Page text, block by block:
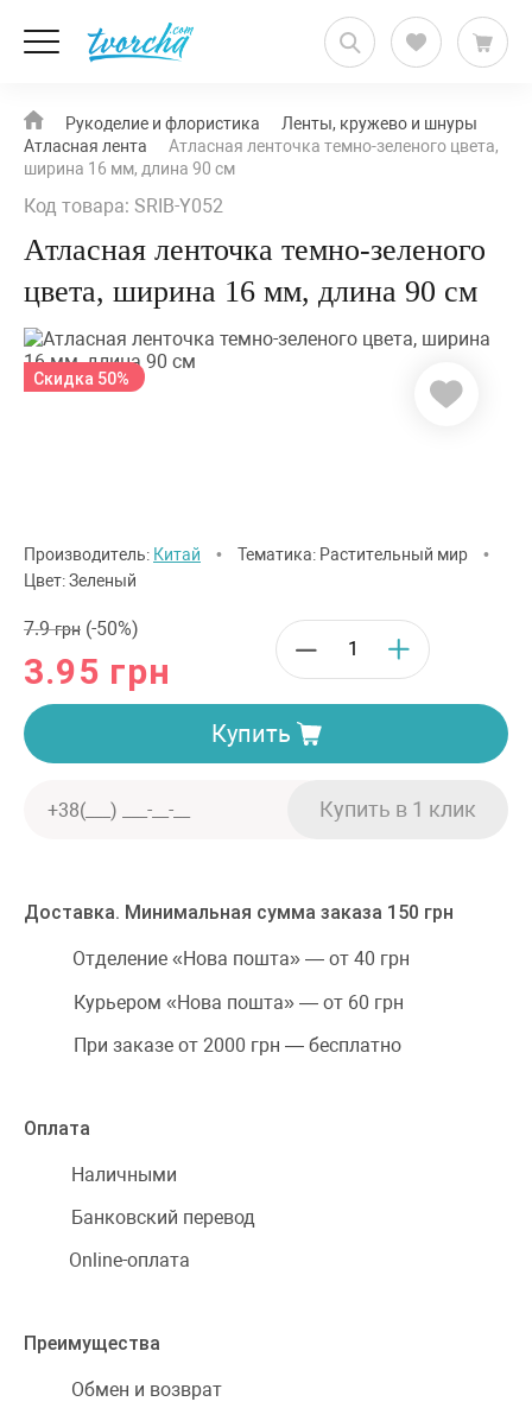
Рукоделие и флористика
Ленты, кружево и шнуры
Атласная лента
Атласная ленточка темно-зеленого цвета,
ширина 16 мм, длина 90 см
Скидка 50%
Код товара: SRIB-Y052
Атласная ленточка темно-зеленого
цвета, ширина 16 мм, длина 90 см
Производитель: Китай • Тематика: Растительный мир
•
Цвет: Зеленый
7.9грн (-50%)
3.95 грн
Купить
Доставка. Минимальная сумма заказа 150 грн
Отделение «Нова пошта» — от 40 грн
Курьером «Нова пошта» — от 60 грн
При заказе от 2000 грн — бесплатно
Оплата
Наличными
Банковский перевод
Online-оплата
Преимущества
Обмен и возврат